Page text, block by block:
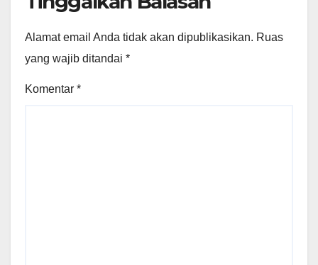
Alamat email Anda tidak akan dipublikasikan. Ruas
yang wajib ditandai *
Komentar *